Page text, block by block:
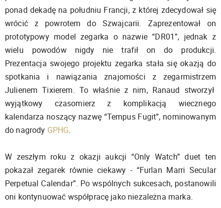
ponad dekadę na południu Francji, z której zdecydował się
wrócić z powrotem do Szwajcarii. Zaprezentował on
prototypowy model zegarka o nazwie “DR01”, jednak z
wielu powodów nigdy nie trafił on do produkcji.
Prezentacja swojego projektu zegarka stała się okazją do
spotkania i nawiązania znajomości z zegarmistrzem
Julienem Tixierem. To właśnie z nim, Ranaud stworzył
wyjątkowy czasomierz z komplikacją wiecznego
kalendarza noszący nazwę “Tempus Fugit”, nominowanym
do nagrody GPHG.
W zeszłym roku z okazji aukcji “Only Watch” duet ten
pokazał zegarek równie ciekawy - “Furlan Marri Secular
Perpetual Calendar”. Po wspólnych sukcesach, postanowili
oni kontynuować współpracę jako niezależna marka.